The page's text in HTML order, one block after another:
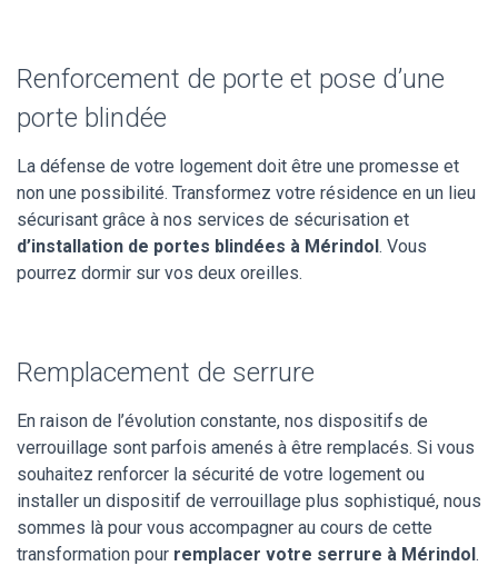
Renforcement de porte et pose d’une
porte blindée
La défense de votre logement doit être une promesse et
non une possibilité. Transformez votre résidence en un lieu
sécurisant grâce à nos services de sécurisation et
d’installation de portes blindées à Mérindol. Vous
pourrez dormir sur vos deux oreilles.
Remplacement de serrure
En raison de l’évolution constante, nos dispositifs de
verrouillage sont parfois amenés à être remplacés. Si vous
souhaitez renforcer la sécurité de votre logement ou
installer un dispositif de verrouillage plus sophistiqué, nous
sommes là pour vous accompagner au cours de cette
transformation pour remplacer votre serrure à Mérindol.